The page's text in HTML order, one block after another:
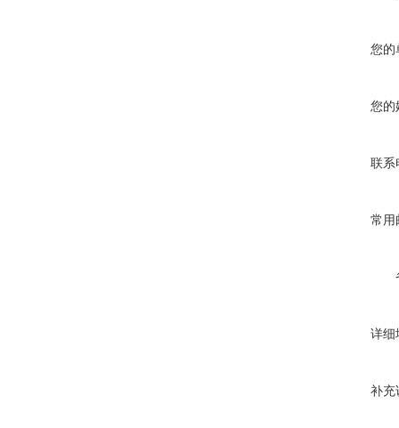
您的
您的
联系
常用
详细
补充